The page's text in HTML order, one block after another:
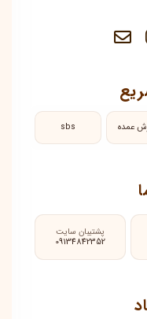
عمده sbs
پشتیبان سایت
09134842352